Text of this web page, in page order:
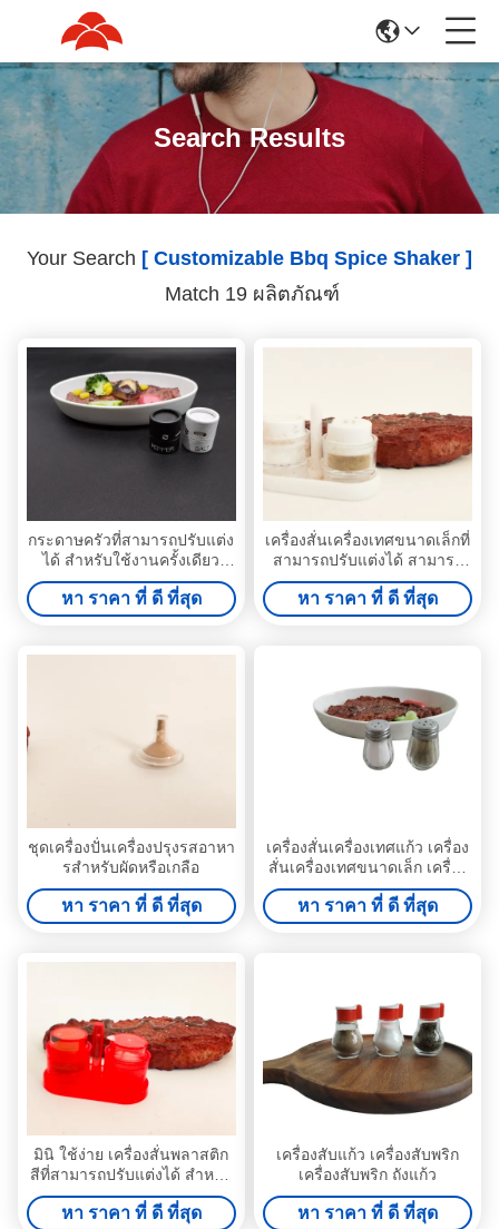
Search Results
Your Search [ Customizable Bbq Spice Shaker ]
Match 19 ผลิตภัณฑ์
กระดาษครัวที่สามารถปรับแต่ง
ได้ สําหรับใช้งานครั้งเดียว
เครื่องสั่นเครื่องเทศ
หา ราคา ที่ ดี ที่สุด
เครื่องสั่นเครื่องเทศขนาดเล็กที่
สามารถปรับแต่งได้ สามารถ
เต็มไปด้วยพริกและเกลือสําห
รับครัว บาร์บีควีค แคมป์
หา ราคา ที่ ดี ที่สุด
ชุดเครื่องปั่นเครื่องปรุงรสอาหา
รสําหรับผัดหรือเกลือ
หา ราคา ที่ ดี ที่สุด
เครื่องสั่นเครื่องเทศแก้ว เครื่อง
สั่นเครื่องเทศขนาดเล็ก เครื่อง
สั่นเครื่องเทศขนาดเล็ก
หา ราคา ที่ ดี ที่สุด
มินิ ใช้ง่าย เครื่องสั่นพลาสติก
สีที่สามารถปรับแต่งได้ สําหรับ
ครัว พริกเกลือ น้ําตาล
หา ราคา ที่ ดี ที่สุด
เครื่องสับแก้ว เครื่องสับพริก
เครื่องสับพริก ถังแก้ว
หา ราคา ที่ ดี ที่สุด